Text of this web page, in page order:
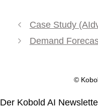
Case Study
Demand
©
Der Kobold AI